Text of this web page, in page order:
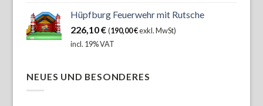
Hüpfburg Feuerwehr mit Rutsche
226,10€ (190,00€exkl. MwSt)
incl. 19% VAT
NEUES UND BESONDERES